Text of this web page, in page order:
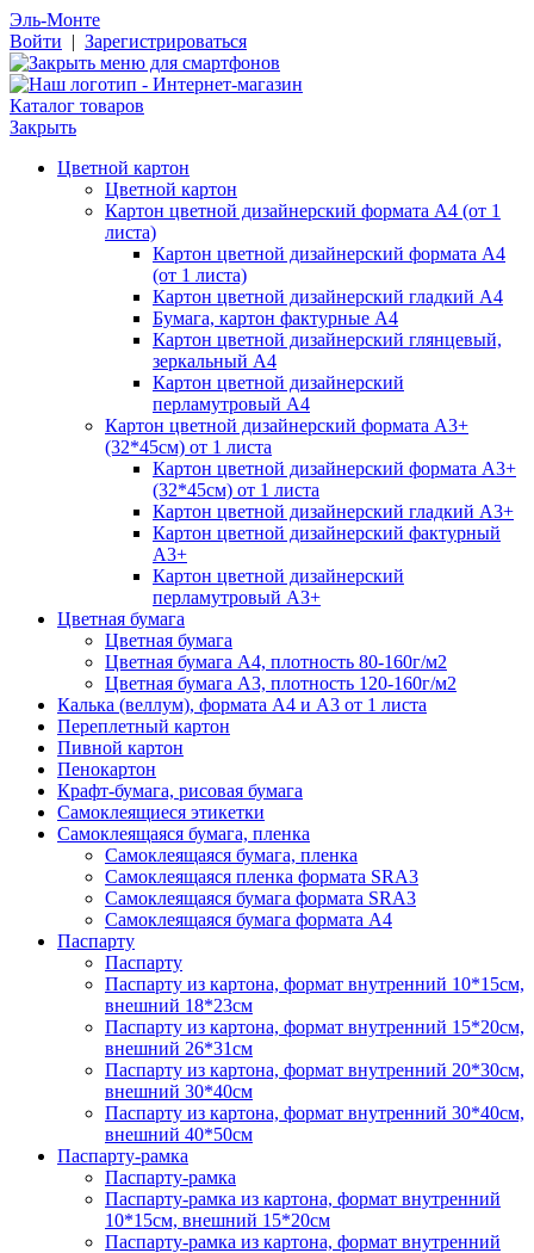
Эль-Монте
Войти | Зарегистрироваться
Каталог товаров
Закрыть
Цветной картон
Цветной картон
Картон цветной дизайнерский формата А4 (от 1
листа)
Картон цветной дизайнерский формата А4
(от 1 листа)
Картон цветной дизайнерский гладкий А4
Бумага, картон фактурные А4
Картон цветной дизайнерский глянцевый,
зеркальный А4
Картон цветной дизайнерский
перламутровый А4
Картон цветной дизайнерский формата А3+
(32*45см) от 1 листа
Картон цветной дизайнерский формата А3+
(32*45см) от 1 листа
Картон цветной дизайнерский гладкий А3+
Картон цветной дизайнерский фактурный
А3+
Картон цветной дизайнерский
перламутровый А3+
Цветная бумага
Цветная бумага
Цветная бумага А4, плотность 80-160г/м2
Цветная бумага А3, плотность 120-160г/м2
Калька (веллум), формата А4 и А3 от 1 листа
Переплетный картон
Пивной картон
Пенокартон
Крафт-бумага, рисовая бумага
Самоклеящиеся этикетки
Самоклеящаяся бумага, пленка
Самоклеящаяся бумага, пленка
Самоклеящаяся пленка формата SRА3
Самоклеящаяся бумага формата SRА3
Самоклеящаяся бумага формата А4
Паспарту
Паспарту
Паспарту из картона, формат внутренний 10*15см,
внешний 18*23см
Паспарту из картона, формат внутренний 15*20см,
внешний 26*31см
Паспарту из картона, формат внутренний 20*30см,
внешний 30*40см
Паспарту из картона, формат внутренний 30*40см,
внешний 40*50см
Паспарту-рамка
Паспарту-рамка
Паспарту-рамка из картона, формат внутренний
10*15см, внешний 15*20см
Паспарту-рамка из картона, формат внутренний